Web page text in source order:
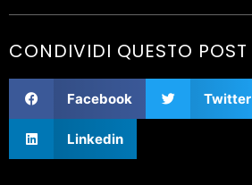
CONDIVIDI QUESTO POST
Facebook Twitter
Linkedin